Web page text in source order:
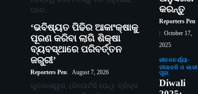
ଘରେ…
‘ଭବିଷ୍ୟତ ପିଢିର ଆକାଂକ୍ଷାକୁ
ପୂରଣ କରିବା ଲାଗି ଶିକ୍ଷା
ବ୍ୟବସ୍ଥାରେ ପରିବର୍ତ୍ତନ
ଜରୁରୀ’
Reporters Pen August 7, 2026
ଭୁବନେଶ୍ୱର, (ରିପୋର୍ଟର୍ସ ପେନ୍‌): ବ୍ରିକ୍ସ
କରନ୍ତୁ
Reporters Pen
October 17,
2025
ଜୀବନଚର୍ଯ୍ୟା
ଦୀପାବଳି ଓ କାଳୀ
ପୂଜା
Diwali